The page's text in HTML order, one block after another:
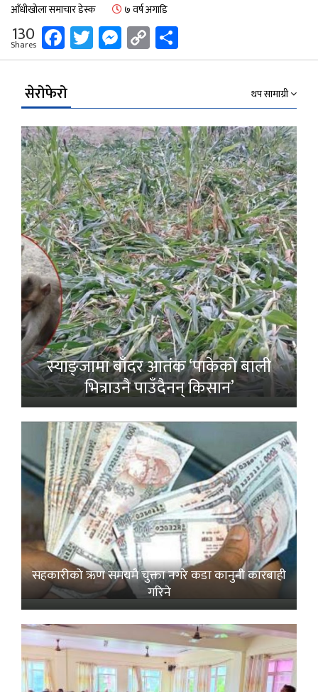
आँधीखोला समाचार डेस्क ७ वर्ष अगाडि
130
Shares Facebook
Twitter
Messenger
Copy
Link
सेरोफेरो थप सामाग्री
स्याङ्जामा बाँदर आतंक ‘पाकेको बाली
भित्राउनै पाउँदैनन् किसान’
सहकारीको ऋण समयमै चुक्ता नगरे कडा कानुनी कारबाही
गरिने